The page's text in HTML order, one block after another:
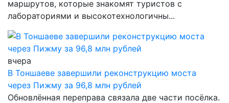
маршрутов, которые знакомят туристов с
лабораториями и высокотехнологичны...
вчера
В Тоншаеве завершили реконструкцию моста
через Пижму за 96,8 млн рублей
Обновлённая переправа связала две части посёлка.